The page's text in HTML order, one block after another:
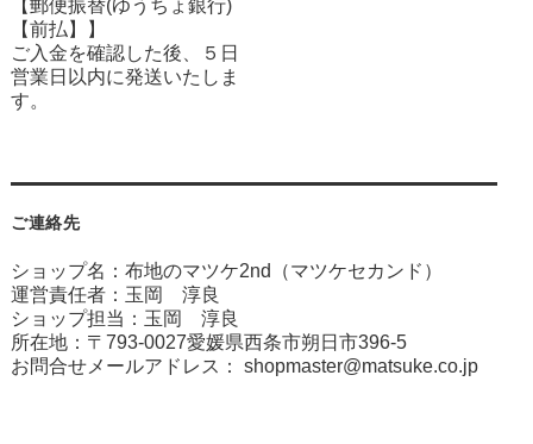
【郵便振替(ゆうちょ銀行)
【前払】】
ご入金を確認した後、５日
営業日以内に発送いたしま
す。
ご連絡先
ショップ名：布地のマツケ2nd（マツケセカンド）
運営責任者：玉岡 淳良
ショップ担当：玉岡 淳良
所在地：〒793-0027愛媛県西条市朔日市396-5
お問合せメールアドレス： shopmaster@matsuke.co.jp